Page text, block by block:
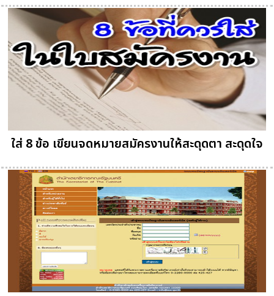
ใส่ 8 ข้อ เขียนจดหมายสมัครงานให้สะดุดตา สะดุดใจ